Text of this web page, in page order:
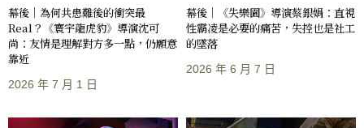
幕後｜為何共患難後的衝突最
Real？《寰宇龍虎豹》導演沈可
尚：友情是理解對方多一點，仍願意
靠近
2026 年 7 月 1 日
幕後｜《失樂園》導演蔡銀娟：直視
性霸凌是必要的痛苦，失控也是社工
的墜落
2026 年 6 月 7 日